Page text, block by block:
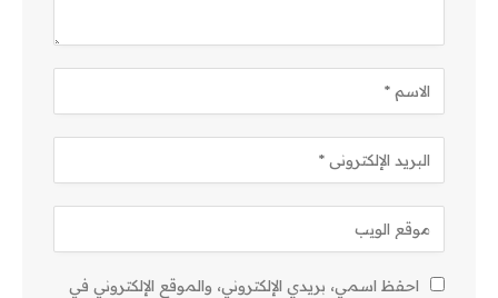
احفظ اسمي، بريدي الإلكتروني، والموقع الإلكتروني في